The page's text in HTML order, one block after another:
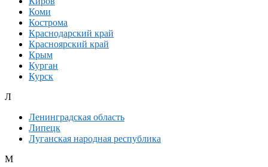
Коми
Кострома
Краснодарский край
Красноярский край
Крым
Курган
Курск
Л
Ленинградская область
Липецк
Луганская народная республика
М